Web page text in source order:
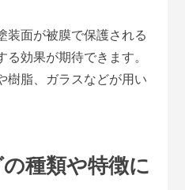
装面が被膜で保護される
効果が期待できます。
樹脂、ガラスなどが用い
種類や特徴に